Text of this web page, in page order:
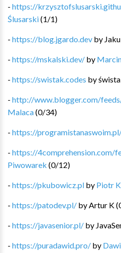
- https://
Ślusarski(1/1)
- https://blog.jgardo.dev by
- https://mskalski.dev/ by
- https://swistak.codes by
- http://www.blogger.com/feeds/
Malaca(0/34)
- https://
- https://4comprehension.com/
Piwowarek (0/12)
- https://pkubowicz.pl by Piotr
- https://patodev.pl/ by Artur K(
- https://javasenior.pl/ by
- https://puradawid.pro/ by